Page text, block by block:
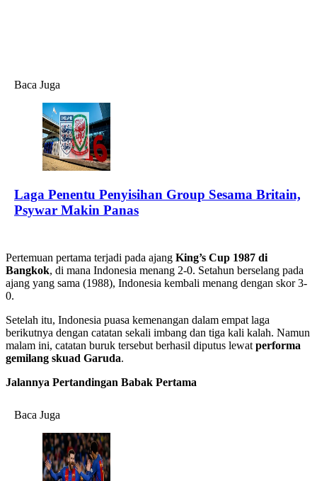
Baca Juga
Laga Penentu Penyisihan Group Sesama Britain,
Psywar Makin Panas
Pertemuan pertama terjadi pada ajang King’s Cup 1987 di
Bangkok, di mana Indonesia menang 2-0. Setahun berselang pada
ajang yang sama (1988), Indonesia kembali menang dengan skor 3-
0.
Setelah itu, Indonesia puasa kemenangan dalam empat laga
berikutnya dengan catatan sekali imbang dan tiga kali kalah. Namun
malam ini, catatan buruk tersebut berhasil diputus lewat performa
gemilang skuad Garuda.
Jalannya Pertandingan Babak Pertama
Baca Juga